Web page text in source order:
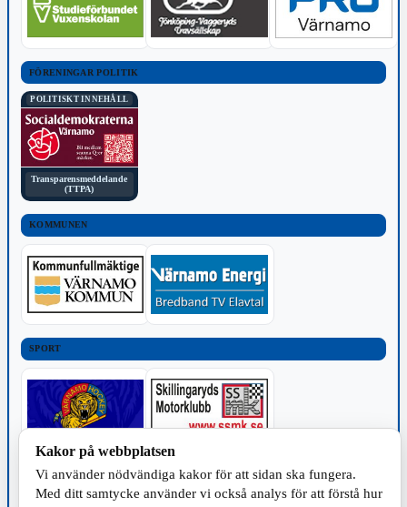
FÖRENINGAR POLITIK
POLITISKT INNEHÅLL
Transparensmeddelande
(TTPA)
KOMMUNEN
SPORT
TILLVERKNING
Kakor på webbplatsen
Vi använder nödvändiga kakor för att sidan ska fungera.
Med ditt samtycke använder vi också analys för att förstå hur